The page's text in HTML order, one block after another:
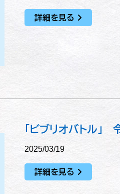
詳細を見る
「ビブリオバトル」
2025/03/19
詳細を見る